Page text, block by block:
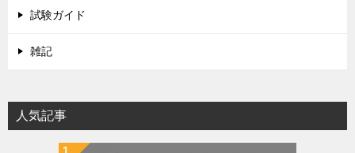
試験ガイド
雑記
人気記事